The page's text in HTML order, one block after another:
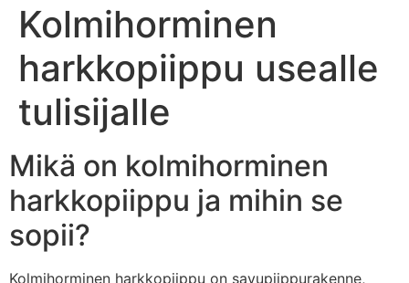
Kolmihorminen
harkkopiippu usealle
tulisijalle
Mikä on kolmihorminen
harkkopiippu ja mihin se
sopii?
Kolmihorminen harkkopiippu on savupiippurakenne,